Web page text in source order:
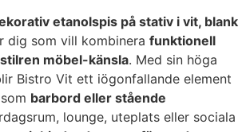
etanolspis på stativ i vit, blank
dig som vill kombinera funktionell
möbel-känsla. Med sin höga
Bistro Vit ett iögonfallande element
barbord eller stående
lounge, uteplats eller sociala